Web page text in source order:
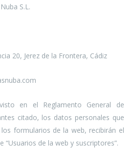
S.L.
20, Jerez de la Frontera, Cádiz
en el Reglamento General de
citado, los datos personales que
formularios de la web, recibirán el
de la web y suscriptores”.